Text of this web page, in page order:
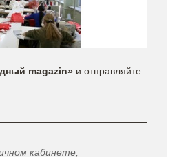
magazin» и отправляйте
кабинете,